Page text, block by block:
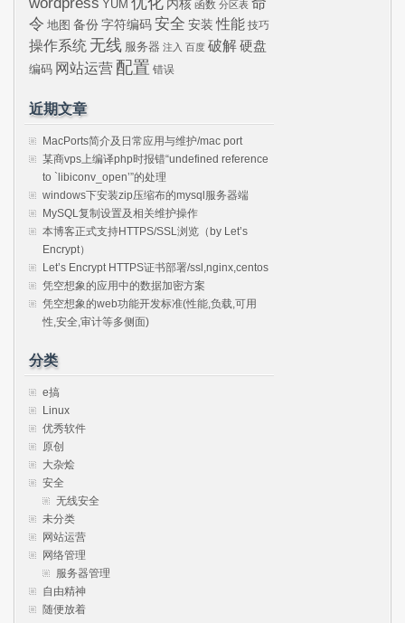
YUM 内核 函数 分区表
令 地图 备份 字符编码 安全 安装 性能 技巧
操作系统 无线 服务器 注入 百度 破解硬盘
编码 网站运营 配置 错误
近期文章
MacPorts简介及日常应用与维护/mac port
某商vps上编译php时报错“undefined reference
to `libiconv_open’”的处理
windows下安装zip压缩布的mysql服务器端
MySQL复制设置及相关维护操作
本博客正式支持HTTPS/SSL浏览（by Let’s
Encrypt）
Let’s Encrypt HTTPS证书部署/ssl,nginx,centos
凭空想象的应用中的数据加密方案
凭空想象的web功能开发标准(性能,负载,可用
性,安全,审计等多侧面)
分类
e搞
Linux
优秀软件
原创
大杂烩
安全
无线安全
未分类
网站运营
网络管理
服务器管理
自由精神
随便放着